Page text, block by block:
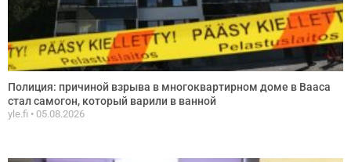
Полиция: причиной взрыва в многоквартирном доме в Вааса
стал самогон, который варили в ванной
yle.fi 05.08.2026